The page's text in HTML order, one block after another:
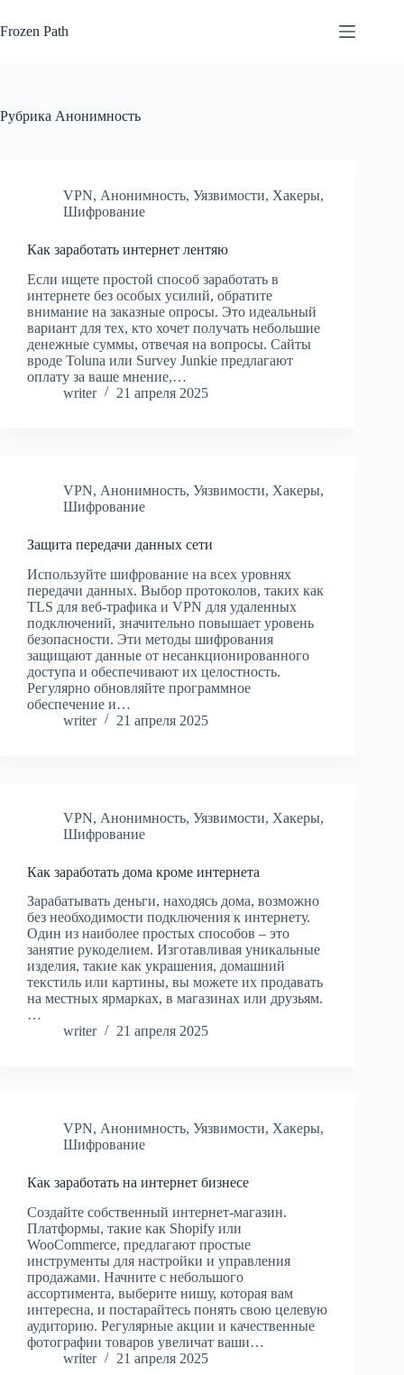
к
сути
Frozen Path
Рубрика Анонимность
VPN, Анонимность, Уязвимости, Хакеры,
Шифрование
Как заработать интернет лентяю
Если ищете простой способ заработать в
интернете без особых усилий, обратите
внимание на заказные опросы. Это идеальный
вариант для тех, кто хочет получать небольшие
денежные суммы, отвечая на вопросы. Сайты
вроде Toluna или Survey Junkie предлагают
оплату за ваше мнение,…
writer
21 апреля 2025
VPN, Анонимность, Уязвимости, Хакеры,
Шифрование
Защита передачи данных сети
Используйте шифрование на всех уровнях
передачи данных. Выбор протоколов, таких как
TLS для веб-трафика и VPN для удаленных
подключений, значительно повышает уровень
безопасности. Эти методы шифрования
защищают данные от несанкционированного
доступа и обеспечивают их целостность.
Регулярно обновляйте программное
обеспечение и…
writer
21 апреля 2025
VPN, Анонимность, Уязвимости, Хакеры,
Шифрование
Как заработать дома кроме интернета
Зарабатывать деньги, находясь дома, возможно
без необходимости подключения к интернету.
Один из наиболее простых способов – это
занятие рукоделием. Изготавливая уникальные
изделия, такие как украшения, домашний
текстиль или картины, вы можете их продавать
на местных ярмарках, в магазинах или друзьям.
…
writer
21 апреля 2025
VPN, Анонимность, Уязвимости, Хакеры,
Шифрование
Как заработать на интернет бизнесе
Создайте собственный интернет-магазин.
Платформы, такие как Shopify или
WooCommerce, предлагают простые
инструменты для настройки и управления
продажами. Начните с небольшого
ассортимента, выберите нишу, которая вам
интересна, и постарайтесь понять свою целевую
аудиторию. Регулярные акции и качественные
фотографии товаров увеличат ваши…
writer
21 апреля 2025